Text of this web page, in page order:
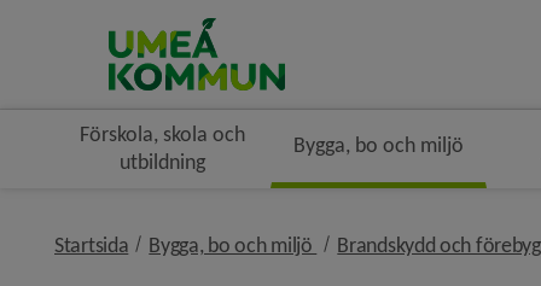
Förskola, skola och
utbildning
Bygga, bo och miljö
Startsida Bygga, bo och miljö nivå i
Brandskydd och